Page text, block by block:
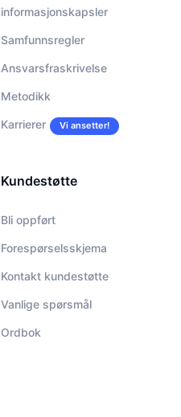
informasjonskapsler
Samfunnsregler
Ansvarsfraskrivelse
Metodikk
Karrierer Vi ansetter!
Kundestøtte
Bli oppført
Forespørselsskjema
Kontakt kundestøtte
Vanlige spørsmål
Ordbok